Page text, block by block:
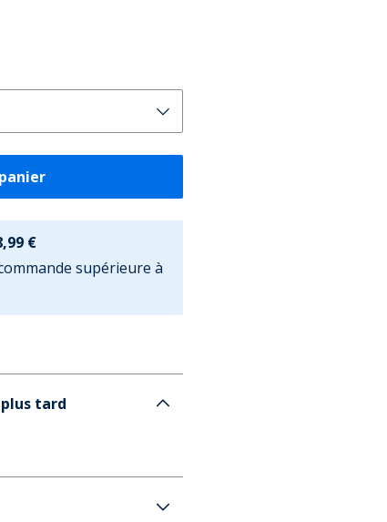
€
supérieure à
tard